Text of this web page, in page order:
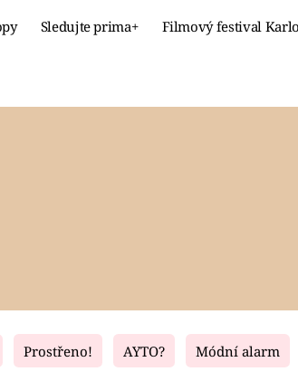
Sledujte prima+ Filmový festival
Living
Prostřeno! AYTO? Módní alarm